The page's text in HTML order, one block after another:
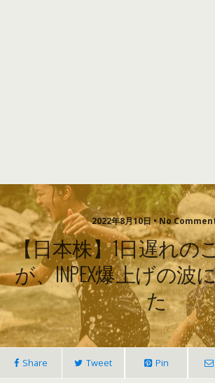
2022年8月10日 • No
【日本株】1日遅れの
が、INPEX爆上げの波
た
Share Tweet Pin